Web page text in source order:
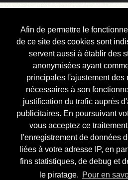
Afin de permettre le
de ce site des cookies sont
servent aussi à établir des
anonymisées ayant
principales l'ajustement des
nécessaires à son
justification du trafic auprès
publicitaires. En poursuivant
vous acceptez ce
l'enregistrement de données
liées à votre adresse IP, en
fins statistiques, de debug et
le piratage. Pour en
Courbis, « LE »
Blog Officiel
Bienvenue
Réalisations
Divers (et d’été)
Annonces
Liens externes
Téléchargement